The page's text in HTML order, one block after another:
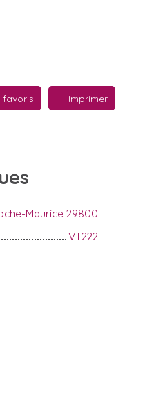
favoris Imprimer
Maurice 29800
VT222